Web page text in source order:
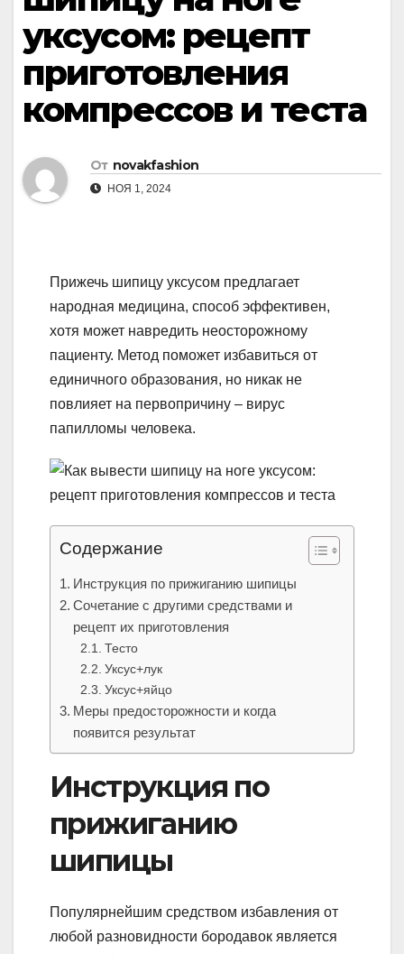
уксусом: рецепт
приготовления
компрессов и теста
От novakfashion
НОЯ 1, 2024
Прижечь шипицу уксусом предлагает
народная медицина, способ эффективен,
хотя может навредить неосторожному
пациенту. Метод поможет избавиться от
единичного образования, но никак не
повлияет на первопричину – вирус
папилломы человека.
Содержание
Инструкция по прижиганию шипицы
Сочетание с другими средствами и
рецепт их приготовления
Тесто
Уксус+лук
Уксус+яйцо
Меры предосторожности и когда
появится результат
Инструкция по
прижиганию
шипицы
Популярнейшим средством избавления от
любой разновидности бородавок является